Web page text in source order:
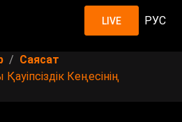
LIVE РУС
Саясат
Кеңесінің